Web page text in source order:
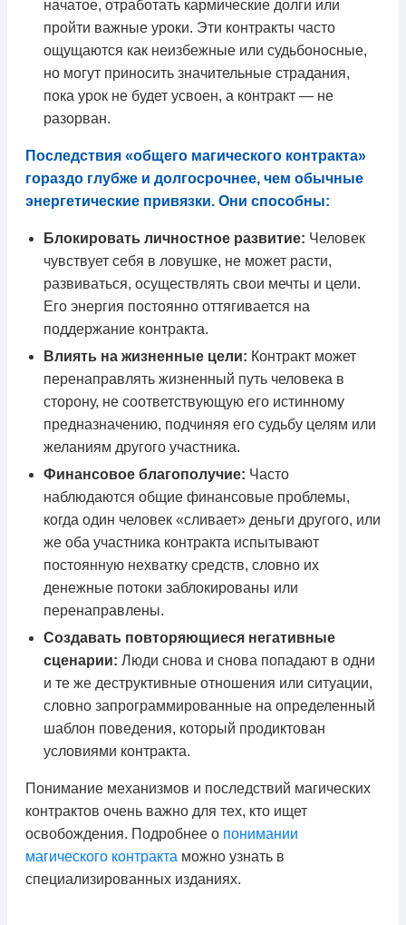
начатое, отработать кармические долги или
пройти важные уроки. Эти контракты часто
ощущаются как неизбежные или судьбоносные,
но могут приносить значительные страдания,
пока урок не будет усвоен, а контракт — не
разорван.
Последствия «общего магического контракта»
гораздо глубже и долгосрочнее, чем обычные
энергетические привязки. Они способны:
Блокировать личностное развитие: Человек
чувствует себя в ловушке, не может расти,
развиваться, осуществлять свои мечты и цели.
Его энергия постоянно оттягивается на
поддержание контракта.
Влиять на жизненные цели: Контракт может
перенаправлять жизненный путь человека в
сторону, не соответствующую его истинному
предназначению, подчиняя его судьбу целям или
желаниям другого участника.
Финансовое благополучие: Часто
наблюдаются общие финансовые проблемы,
когда один человек «сливает» деньги другого, или
же оба участника контракта испытывают
постоянную нехватку средств, словно их
денежные потоки заблокированы или
перенаправлены.
Создавать повторяющиеся негативные
сценарии: Люди снова и снова попадают в одни
и те же деструктивные отношения или ситуации,
словно запрограммированные на определенный
шаблон поведения, который продиктован
условиями контракта.
Понимание механизмов и последствий магических
контрактов очень важно для тех, кто ищет
освобождения. Подробнее о понимании
магического контракта можно узнать в
специализированных изданиях.